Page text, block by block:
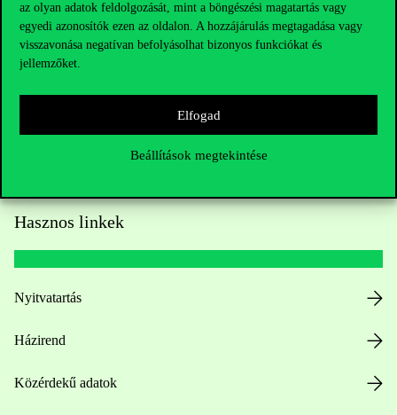
az olyan adatok feldolgozását, mint a böngészési magatartás vagy
egyedi azonosítók ezen az oldalon. A hozzájárulás megtagadása vagy
visszavonása negatívan befolyásolhat bizonyos funkciókat és
jellemzőket.
Elfogad
Beállítások megtekintése
HUB jelenlegi hallgatóinknak
Sajtó:
Hasznos linkek
Nyitvatartás
Házirend
Közérdekű adatok